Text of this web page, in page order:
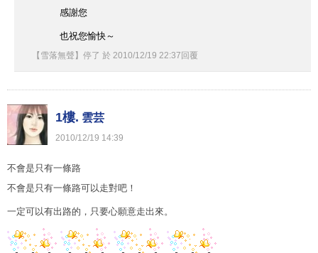
感謝您
也祝您愉快～
【雪落無聲】停了 於 2010/12/19 22:37 回覆
1樓. 雲芸
2010/12/19 14:39
不會是只有一條路
不會是只有一條路可以走對吧！
一定可以有出路的，只要心願意走出來。